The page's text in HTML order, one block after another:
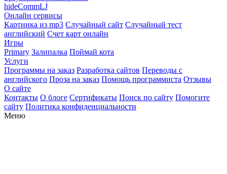
hideCommLJ
Онлайн сервисы
Картинка из mp3 Случайный сайт Случайный тест
английский Счет карт онлайн
Игры
Primary Залипалка Поймай кота
Услуги
Программы на заказ Разработка сайтов Переводы с
английского Проза на заказ Помощь программиста Отзывы
О сайте
Контакты О блоге Сертификаты Поиск по сайту Помогите
сайту Политика конфиденциальности
Меню